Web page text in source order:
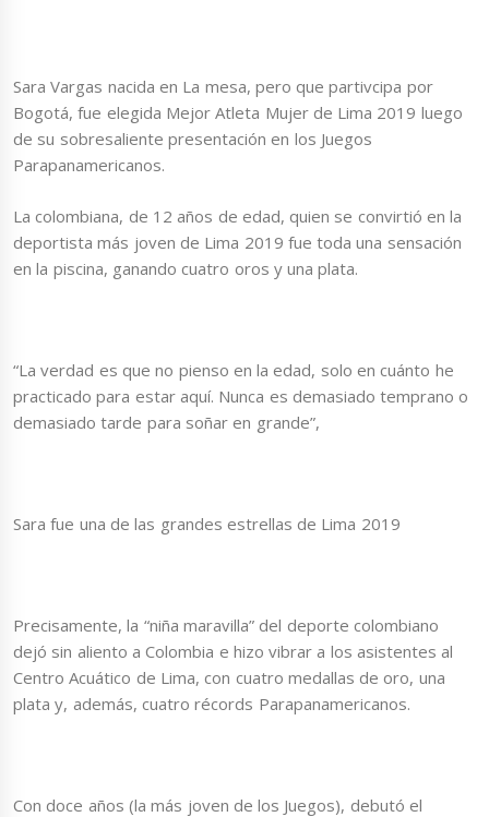
Sara Vargas nacida en La mesa, pero que partivcipa por
Bogotá, fue elegida Mejor Atleta Mujer de Lima 2019 luego
de su sobresaliente presentación en los Juegos
Parapanamericanos.
La colombiana, de 12 años de edad, quien se convirtió en la
deportista más joven de Lima 2019 fue toda una sensación
en la piscina, ganando cuatro oros y una plata.
“La verdad es que no pienso en la edad, solo en cuánto he
practicado para estar aquí. Nunca es demasiado temprano o
demasiado tarde para soñar en grande”,
Sara fue una de las grandes estrellas de Lima 2019
Precisamente, la “niña maravilla” del deporte colombiano
dejó sin aliento a Colombia e hizo vibrar a los asistentes al
Centro Acuático de Lima, con cuatro medallas de oro, una
plata y, además, cuatro récords Parapanamericanos.
Con doce años (la más joven de los Juegos), debutó el